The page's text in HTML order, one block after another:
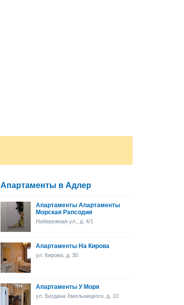
Апартаменты в Адлер
Апартаменты Апартаменты
Морская Рапсодия
Набережная ул., д. 4/1
Апартаменты На Кирова
ул. Кирова, д. 30
Апартаменты У Моря
ул. Богдана Хмельницкого, д. 10